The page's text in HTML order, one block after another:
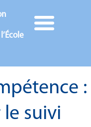
:
suivi